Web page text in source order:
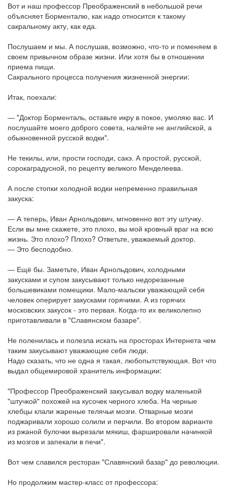
Вот и наш профессор Преображенский в небольшой речи
объясняет Борменталю, как надо относится к такому
сакральному акту, как еда.
Послушаем и мы. А послушав, возможно, что-то и поменяем в
своем привычном образе жизни. Или хотя бы в отношении
приема пищи.
Сакрального процесса получения жизненной энергии:
Итак, поехали:
― "Доктор Борменталь, оставьте икру в покое, умоляю вас. И
послушайте моего доброго совета, налейте не английской, а
обыкновенной русской водки".
Не текилы, или, прости господи, сакэ. А простой, русской,
сорокаградусной, по рецепту великого Менделеева.
А после стопки холодной водки непременно правильная
закуска:
― А теперь, Иван Арнольдович, мгновенно вот эту штучку.
Если вы мне скажете, это плохо, вы мой кровный враг на всю
жизнь. Это плохо? Плохо? Ответьте, уважаемый доктор.
― Это бесподобно.
― Ещё бы. Заметьте, Иван Арнольдович, холодными
закусками и супом закусывают только недорезанные
большевиками помещики. Мало-мальски уважающий себя
человек оперирует закусками горячими. А из горячих
московских закусок - это первая. Когда-то их великолепно
приготавливали в "Славянском базаре".
Не поленилась и полезла искать на просторах Интернета чем
таким закусывают уважающие себя люди.
Надо сказать, что не одна я такая, любопытствующая. Вот что
выдал общемировой хранитель информации:
"Профессор Преображенский закусывал водку маленькой
"штучкой" похожей на кусочек черного хлеба. На черные
хлебцы клали жареные телячьи мозги. Отварные мозги
поджаривали хорошо солили и перчили. Во втором варианте
из ржаной булочки вырезали мякиш, фаршировали начинкой
из мозгов и запекали в печи".
Вот чем славился ресторан "Славянский базар" до революции.
Но продолжим мастер-класс от профессора: